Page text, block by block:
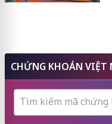
CHỨNG KHOÁN VIỆT
Tìm kiếm mã chứng